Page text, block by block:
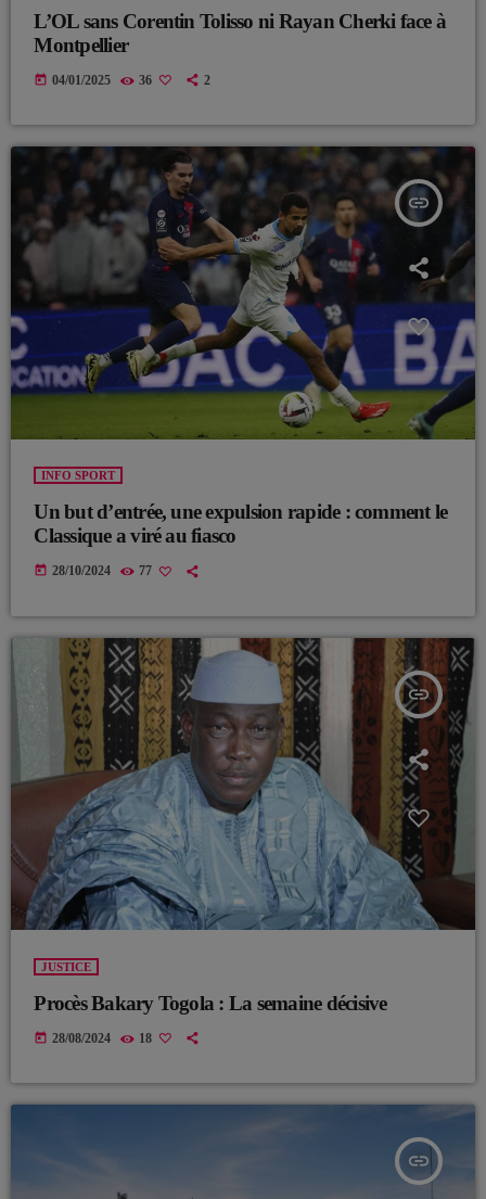
L’OL sans Corentin Tolisso ni Rayan Cherki face à
Montpellier
today 04/01/2025 36 2
insert_link
INFO SPORT
Un but d’entrée, une expulsion rapide : comment le
Classique a viré au fiasco
today 28/10/2024 77
insert_link
JUSTICE
Procès Bakary Togola : La semaine décisive
today 28/08/2024 18
insert_link